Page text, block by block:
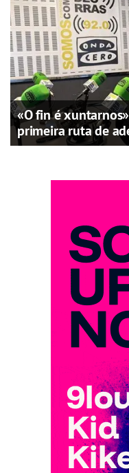
«O fin é
primeira ruta de